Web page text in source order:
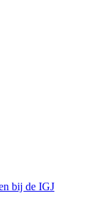
bij de IGJ